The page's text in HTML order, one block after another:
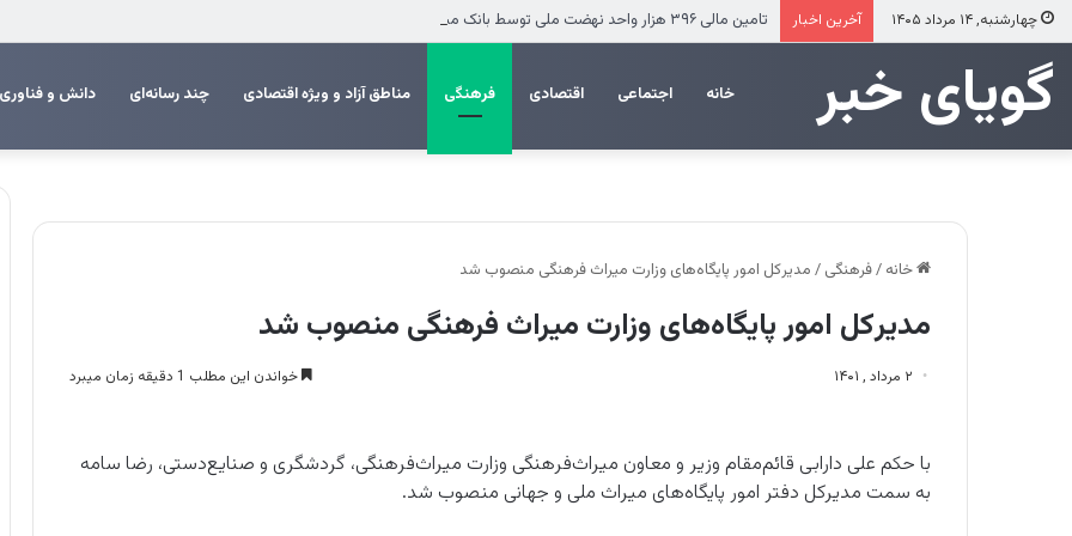
چهارشنبه, ۱۴ مرداد ۱۴۰۵ آخرین اخبار تامین مالی ۳۹۶ هزار واحد نهضت ملی توسط بانک مسکن
‌‌‌گویای خبر خانه اجتماعی اقتصادی فرهنگی مناطق آزاد و ویژه اقتصادی چند رسانه‌ای دانش و فناوری
خانه /فرهنگی / مدیر‌کل امور پایگاه‌های وزارت میراث‌ فرهنگی منصوب شد
مدیر‌کل امور پایگاه‌های وزارت میراث‌ فرهنگی منصوب شد
۲ مرداد , ۱۴۰۱ خواندن این مطلب 1 دقیقه زمان میبرد
با حکم علی دارابی قائم‌مقام وزیر و معاون میراث‌فرهنگی وزارت میراث‌فرهنگی، گردشگری و صنایع‌دستی، رضا سامه
به سمت مدیرکل دفتر امور پایگاه‌های میراث ملی و جهانی منصوب شد.